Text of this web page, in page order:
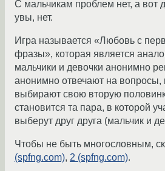
С мальчикам проблем нет, а вот
увы, нет.
Игра называется «Любовь с
фразы», которая является
мальчики и девочки анонимно
анонимно отвечают на вопросы,
выбирают свою вторую
становится та пара, в которой
выберут друг друга (мальчик и
Чтобы не быть многословным,
(spfng.com), 2 (spfng.com).